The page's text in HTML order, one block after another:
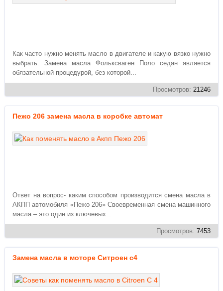
Как часто нужно менять масло в двигателе и какую вязко нужно
выбрать. Замена масла Фольксваген Поло седан является
обязательной процедурой, без которой...
Просмотров: 21246
Пежо 206 замена масла в коробке автомат
Ответ на вопрос- каким способом производится смена масла в
АКПП автомобиля «Пежо 206» Своевременная смена машинного
масла – это один из ключевых...
Просмотров: 7453
Замена масла в моторе Ситроен с4